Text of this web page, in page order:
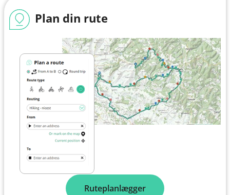
Plan din rute
Ruteplanlægger